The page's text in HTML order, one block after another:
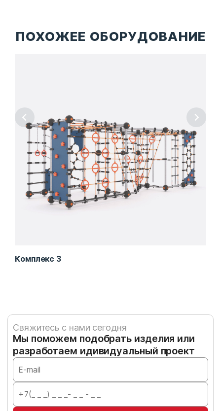
ПОХОЖЕЕ ОБОРУДОВАНИЕ
Комплекс 3
Свяжитесь с нами сегодня
Мы поможем подобрать изделия или
разработаем идивидуальный проект